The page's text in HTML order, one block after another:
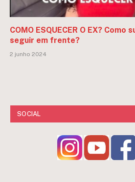
COMO ESQUECER O EX? Como
seguir em frente?
2 junho 2024
SOCIAL